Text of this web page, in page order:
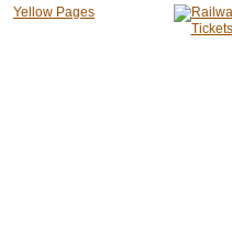
Yellow Pages